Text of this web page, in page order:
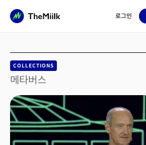
로그인
COLLECTIONS
메타버스